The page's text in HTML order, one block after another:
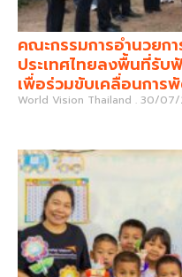
คณะกรรมการอำนวย
ประเทศไทยลงพื้นที่รับ
เพื่อร่วมขับเคลื่อนการ
World Vision Thailand 30/07/